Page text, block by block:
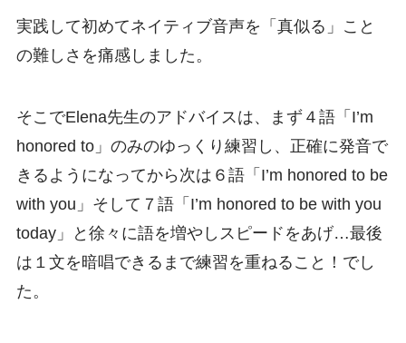
実践して初めてネイティブ音声を「真似る」こと
の難しさを痛感しました。
そこでElena先生のアドバイスは、まず４語「I’m
honored to」のみのゆっくり練習し、正確に発音で
きるようになってから次は６語「I’m honored to be
with you」そして７語「I’m honored to be with you
today」と徐々に語を増やしスピードをあげ…最後
は１文を暗唱できるまで練習を重ねること！でし
た。